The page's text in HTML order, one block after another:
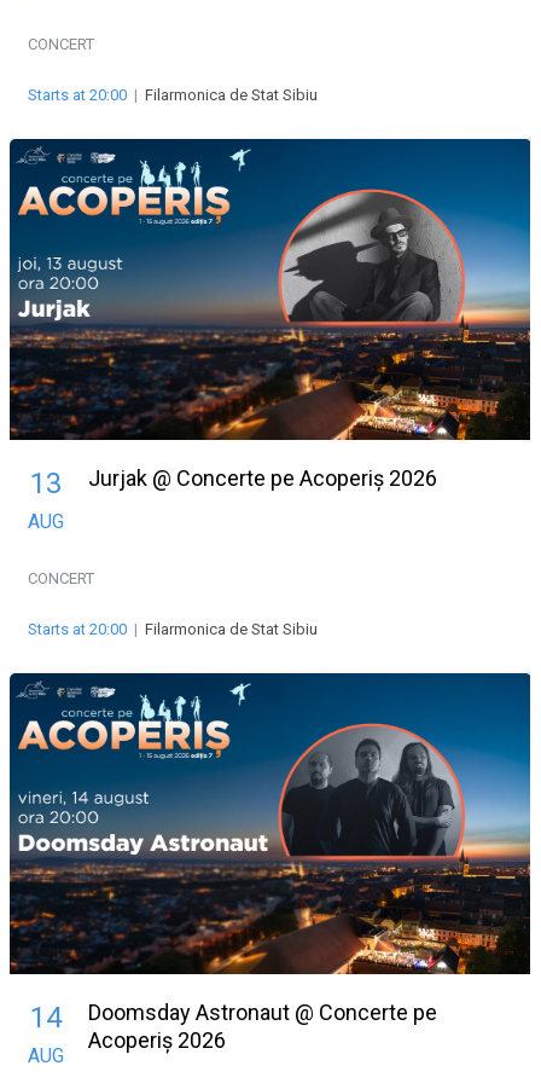
CONCERT
Starts at 20:00 | Filarmonica de Stat Sibiu
13
AUG
Jurjak @ Concerte pe Acoperiș 2026
CONCERT
Starts at 20:00 | Filarmonica de Stat Sibiu
14
AUG
Doomsday Astronaut @ Concerte pe
Acoperiș 2026